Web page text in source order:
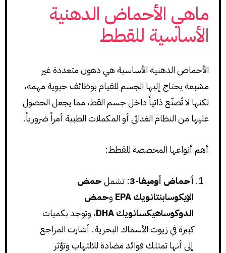
ماهي الأحماض الدهنية
الأساسية للقطط
الأحماض الدهنية الأساسية هي دهون متعددة غير
مشبعة يحتاج إليها الجسم للقيام بوظائف حيوية مهمة،
لكنها لا تُصنّع ذاتياً داخل جسم القط، مما يجعل الحصول
عليها من النظام الغذائي أو المكملات الطبية أمراً ضرورياً.
أهم أنواعها المخصصة للقطط:
أحماض أوميغا-3 : تشملحمض
الإيكوسابنتانويك EPA
وحمض
الدوكوساهيكسانويك DHA
، وتوجد بكميات
كبيرة في زيوت الأسماك البحرية. أشارت المراجع
إلى أنها تمتلك فوائد مضادة للالتهاب وتؤثر